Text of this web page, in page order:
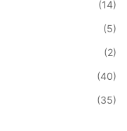
(14)
(5)
(2)
(40)
(35)